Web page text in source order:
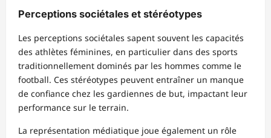
Perceptions sociétales et stéréotypes
Les perceptions sociétales sapent souvent les capacités
des athlètes féminines, en particulier dans des sports
traditionnellement dominés par les hommes comme le
football. Ces stéréotypes peuvent entraîner un manque
de confiance chez les gardiennes de but, impactant leur
performance sur le terrain.
La représentation médiatique joue également un rôle